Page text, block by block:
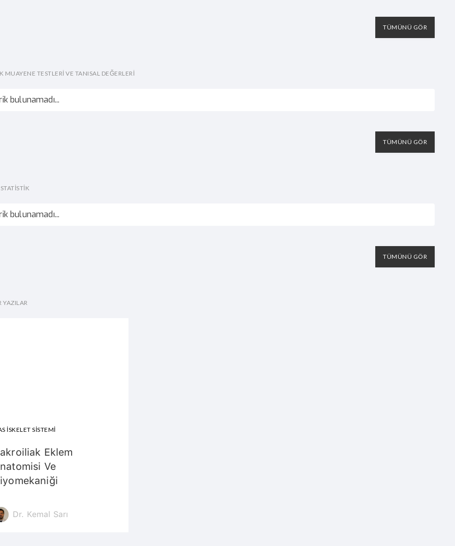
TÜMÜNÜ GÖR
MUAYENE TESTLERİ VE TANISAL DEĞERLERİ
bulunamadı...
TÜMÜNÜ GÖR
bulunamadı...
TÜMÜNÜ GÖR
YAZILAR
İSKELET SISTEMI
Eklem
Ve
Dr. Kemal Sarı